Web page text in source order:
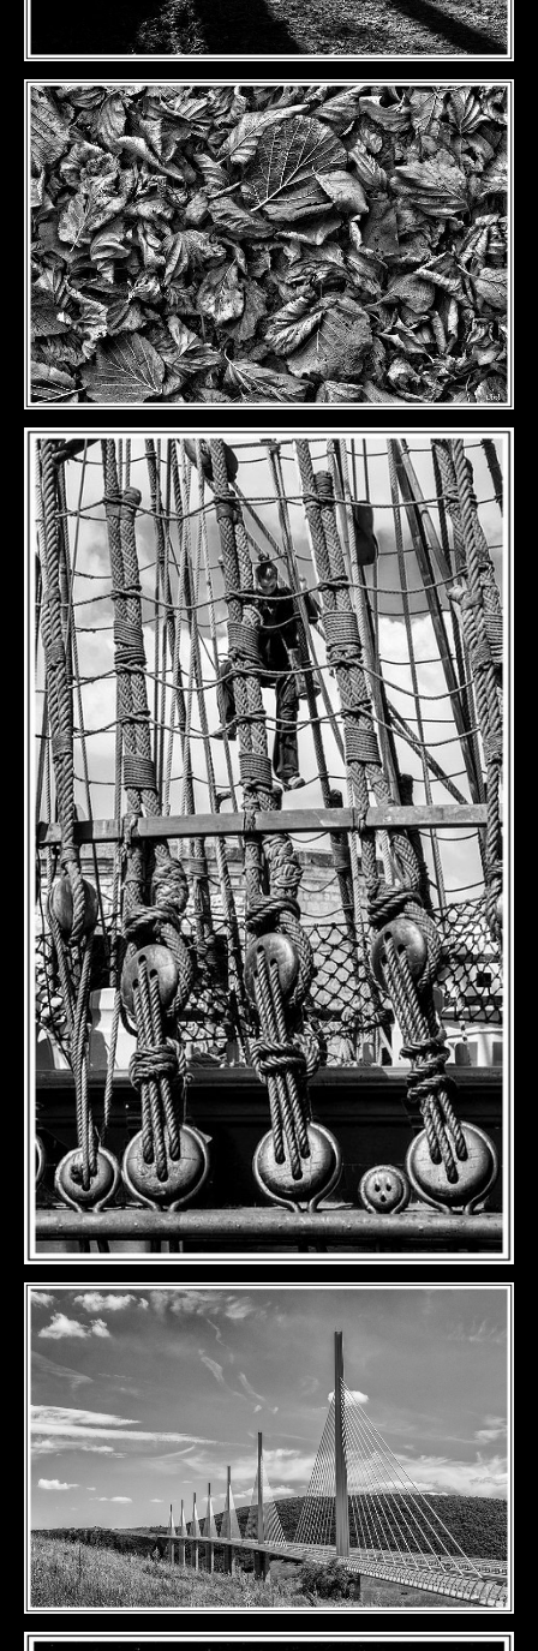
DÉTAILS
DÉTAILS
DÉTAILS